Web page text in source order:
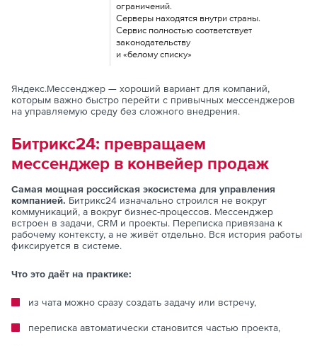
ограничений.
Серверы находятся внутри страны.
Сервис полностью соответствует
законодательству
и «белому списку»
Яндекс.Мессенджер — хороший вариант для компаний,
которым важно быстро перейти с привычных мессенджеров
на управляемую среду без сложного внедрения.
Битрикс24: превращаем
мессенджер в конвейер продаж
Самая мощная российская экосистема для управления
компанией. Битрикс24 изначально строился не вокруг
коммуникаций, а вокруг бизнес-процессов. Мессенджер
встроен в задачи, CRM и проекты. Переписка привязана к
рабочему контексту, а не живёт отдельно. Вся история работы
фиксируется в системе.
Что это даёт на практике:
из чата можно сразу создать задачу или встречу,
переписка автоматически становится частью проекта,